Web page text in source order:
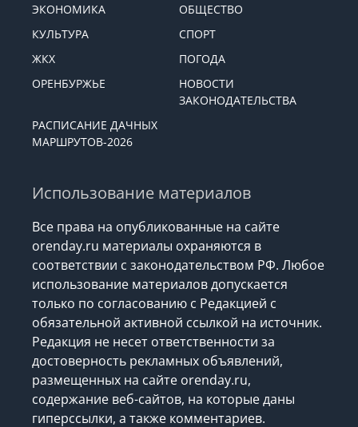
ЭКОНОМИКА
ОБЩЕСТВО
КУЛЬТУРА
СПОРТ
ЖКХ
ПОГОДА
ОРЕНБУРЖЬЕ
НОВОСТИ
ЗАКОНОДАТЕЛЬСТВА
РАСПИСАНИЕ ДАЧНЫХ
МАРШРУТОВ-2026
Использование материалов
Все права на опубликованные на сайте
orenday.ru материалы охраняются в
соответствии с законодательством РФ. Любое
использование материалов допускается
только по согласованию с Редакцией с
обязательной активной ссылкой на источник.
Редакция не несет ответственности за
достоверность рекламных объявлений,
размещенных на сайте orenday.ru,
содержание веб-сайтов, на которые даны
гиперссылки, а также комментариев.